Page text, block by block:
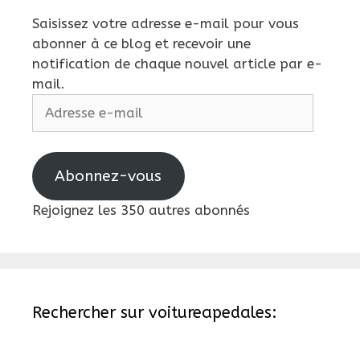
Saisissez votre adresse e-mail pour vous
abonner à ce blog et recevoir une
notification de chaque nouvel article par e-
mail.
e-
Abonnez-vous
Rejoignez les 350 autres abonnés
Rechercher sur voitureapedales: